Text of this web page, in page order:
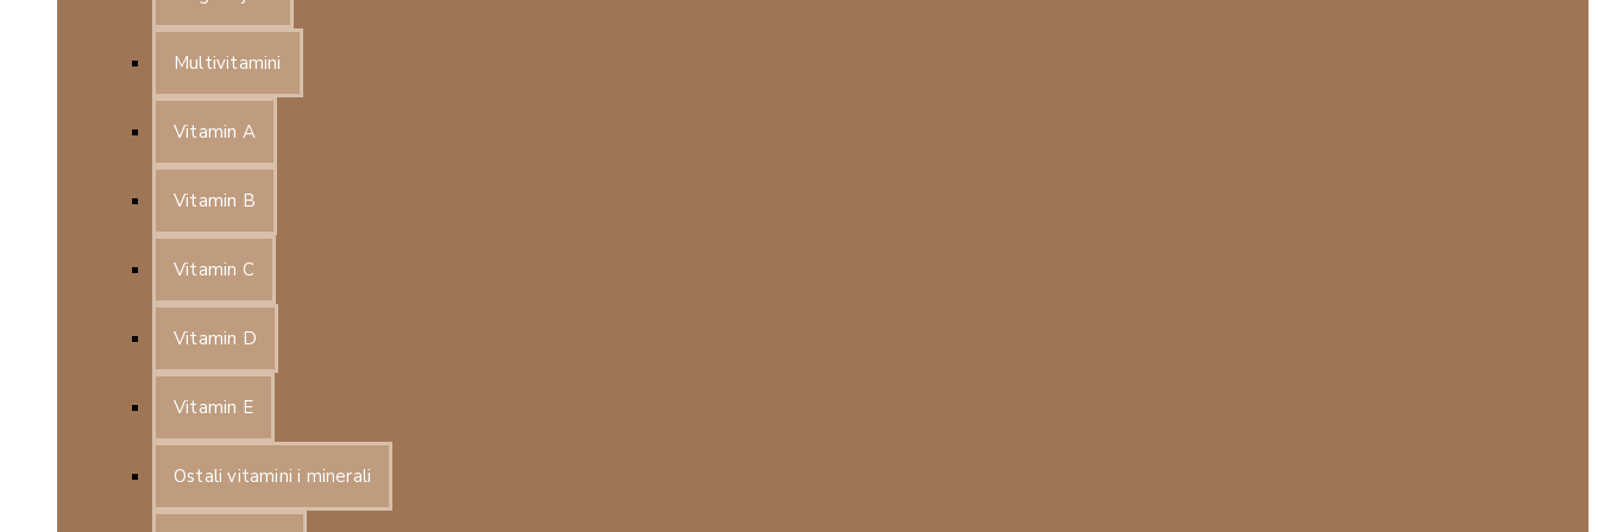
Multivitamini
Vitamin A
Vitamin B
Vitamin C
Vitamin D
Vitamin E
Ostali vitamini i minerali